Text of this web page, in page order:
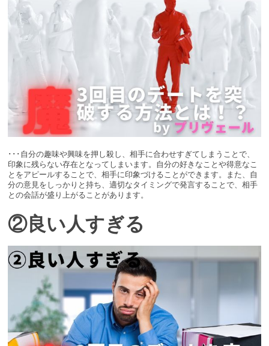
･･･自分の趣味や興味を押し殺し、相手に合わせすぎてしまうことで、
印象に残らない存在となってしまいます。自分の好きなことや得意なこ
とをアピールすることで、相手に印象づけることができます。また、自
分の意見をしっかりと持ち、適切なタイミングで発言することで、相手
との会話が盛り上がることがあります。
②良い人すぎる